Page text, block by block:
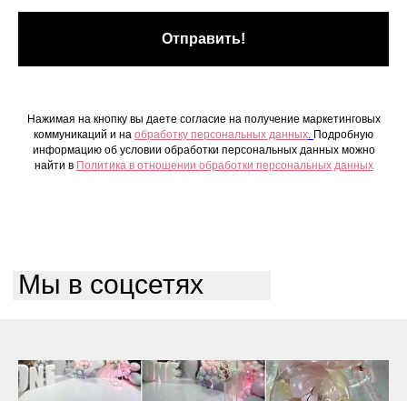
Отправить!
Нажимая на кнопку вы даете согласие на получение маркетинговых
коммуникаций и на обработку персональных данных. Подробную
информацию об условии обработки персональных данных можно
найти в Политика в отношении обработки персональных данных
Мы в соцсетях